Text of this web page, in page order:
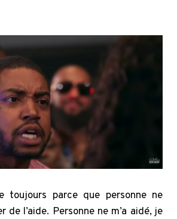
toujours parce que personne ne
de l’aide. Personne ne m’a aidé, je